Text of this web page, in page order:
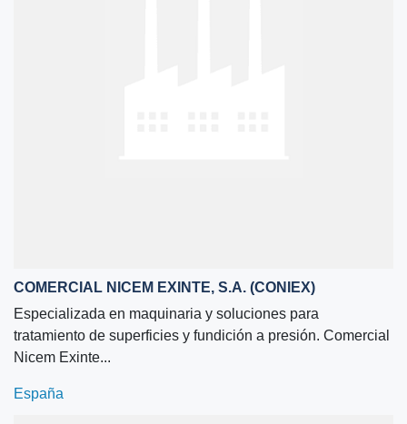
COMERCIAL NICEM EXINTE, S.A. (CONIEX)
Especializada en maquinaria y soluciones para
tratamiento de superficies y fundición a presión. Comercial
Nicem Exinte...
España